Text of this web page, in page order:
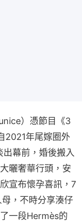
）憑節目《3
2021年尾嫁圈外
幕前，婚後搬入
曬奢華行頭，安
宣布懷孕喜訊，7
，不時分享湊仔
一段Hermès的